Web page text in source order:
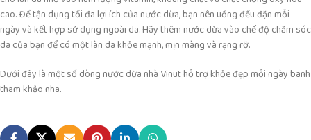
cao. Để tận dụng tối đa lợi ích của nước dừa, bạn nên uống đều đặn mỗi
ngày và kết hợp sử dụng ngoài da. Hãy thêm nước dừa vào chế độ chăm sóc
da của bạn để có một làn da khỏe mạnh, mịn màng và rạng rỡ.
Dưới đây là một số dòng nước dừa nhà Vinut hỗ trợ khỏe đẹp mỗi ngày banh
tham khảo nha.